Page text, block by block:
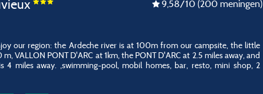
9,58/10 (200 meningen)
our region: the Ardeche river is at 100m from our campsite, the little
m, VALLON PONT D'ARC at 1km, the PONT D'ARC at 2.5 miles away, and
4 miles away. ,swimming-pool, mobil homes, bar, resto, mini shop, 2